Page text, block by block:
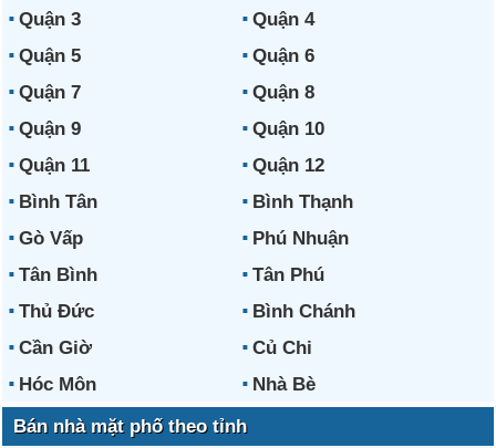
Quận 3
Quận 4
Quận 5
Quận 6
Quận 7
Quận 8
Quận 9
Quận 10
Quận 11
Quận 12
Bình Tân
Bình Thạnh
Gò Vấp
Phú Nhuận
Tân Bình
Tân Phú
Thủ Đức
Bình Chánh
Cần Giờ
Củ Chi
Hóc Môn
Nhà Bè
Bán nhà mặt phố theo tỉnh